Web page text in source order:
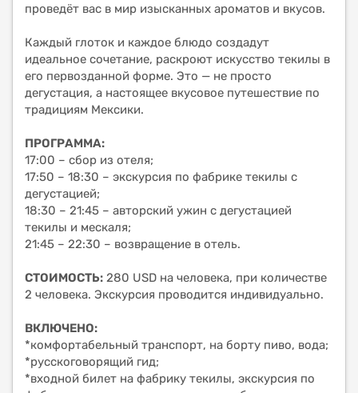
проведёт вас в мир изысканных ароматов и вкусов.
Каждый глоток и каждое блюдо создадут
идеальное сочетание, раскроют искусство текилы в
его первозданной форме. Это — не просто
дегустация, а настоящее вкусовое путешествие по
традициям Мексики.
ПРОГРАММА:
17:00 – сбор из отеля;
17:50 – 18:30 – экскурсия по фабрике текилы с
дегустацией;
18:30 – 21:45 – авторский ужин с дегустацией
текилы и мескаля;
21:45 – 22:30 – возвращение в отель.
СТОИМОСТЬ: 280 USD на человека, при количестве
2 человека. Экскурсия проводится индивидуально.
ВКЛЮЧЕНО:
*комфортабельный транспорт, на борту пиво, вода;
*русскоговорящий гид;
*входной билет на фабрику текилы, экскурсия по